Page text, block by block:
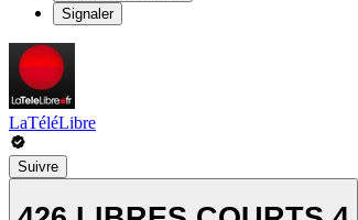
Signaler
LaTéléLibre
Suivre